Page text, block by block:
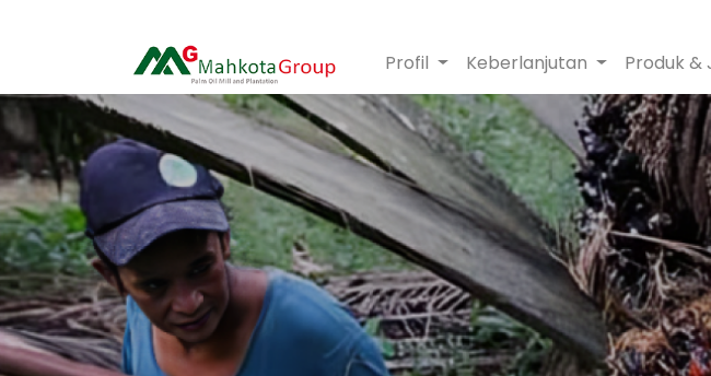
Profil Keberlanjutan Produk &